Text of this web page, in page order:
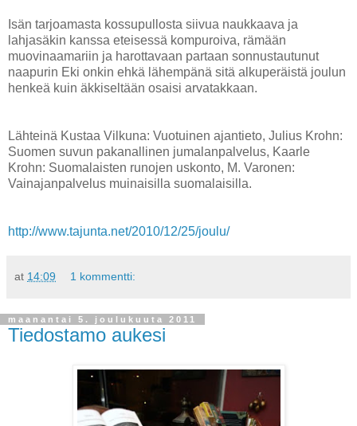
Isän tarjoamasta kossupullosta siivua naukkaava ja
lahjasäkin kanssa eteisessä kompuroiva, rämään
muovinaamariin ja harottavaan partaan sonnustautunut
naapurin Eki onkin ehkä lähempänä sitä alkuperäistä joulun
henkeä kuin äkkiseltään osaisi arvatakkaan.
Lähteinä Kustaa Vilkuna: Vuotuinen ajantieto, Julius Krohn:
Suomen suvun pakanallinen jumalanpalvelus, Kaarle
Krohn: Suomalaisten runojen uskonto, M. Varonen:
Vainajanpalvelus muinaisilla suomalaisilla.
http://www.tajunta.net/2010/12/25/joulu/
at 14:09 1 kommentti:
maanantai 5. joulukuuta 2011
Tiedostamo aukesi